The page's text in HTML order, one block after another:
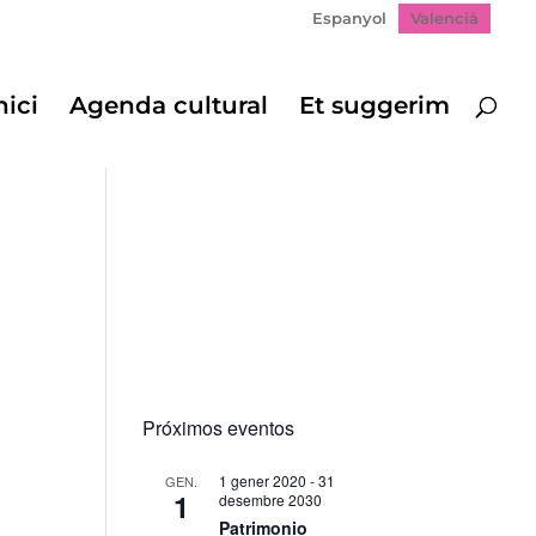
Espanyol Valencià
Agenda cultural Et suggerim
Próximos eventos
GEN.
1
1 gener 2020 -31
desembre 2030
Patrimonio